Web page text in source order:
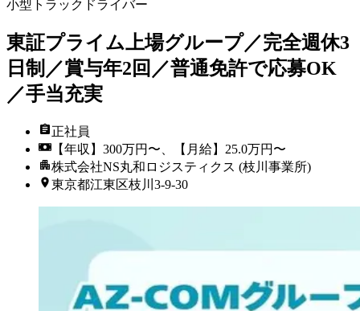
小型トラックドライバー
東証プライム上場グループ／完全週休3
日制／賞与年2回／普通免許で応募OK
／手当充実
正社員
【年収】300万円〜、【月給】25.0万円〜
株式会社NS丸和ロジスティクス (枝川事業所)
東京都江東区枝川3-9-30